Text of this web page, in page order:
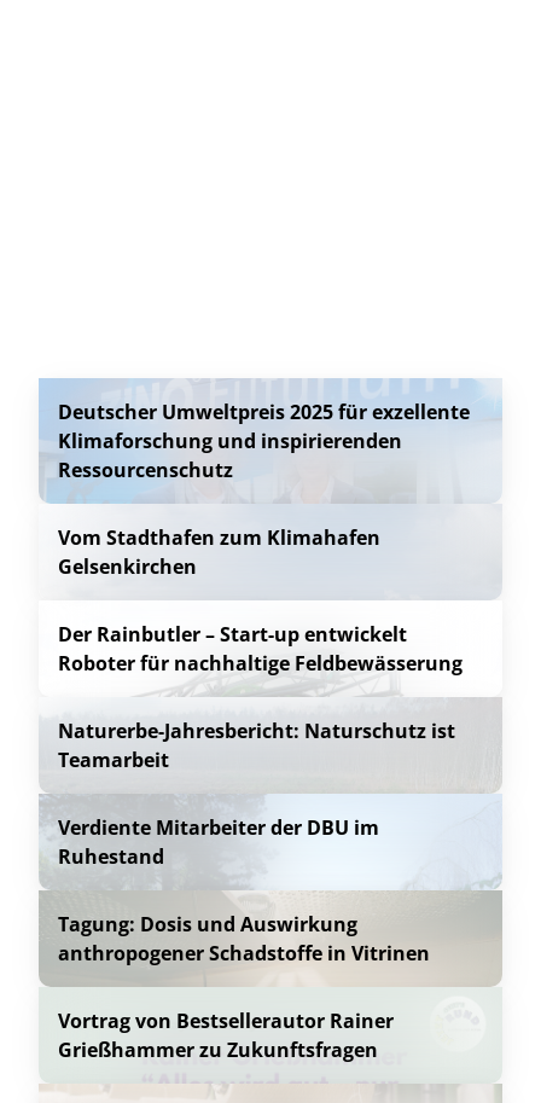
Deutscher Umweltpreis 2025 für exzellente
Klimaforschung und inspirierenden
Ressourcenschutz
Vom Stadthafen zum Klimahafen
Gelsenkirchen
Der Rainbutler – Start-up entwickelt
Roboter für nachhaltige Feldbewässerung
Naturerbe-Jahresbericht: Naturschutz ist
Teamarbeit
Verdiente Mitarbeiter der DBU im
Ruhestand
Tagung: Dosis und Auswirkung
anthropogener Schadstoffe in Vitrinen
Vortrag von Bestsellerautor Rainer
Grießhammer zu Zukunftsfragen